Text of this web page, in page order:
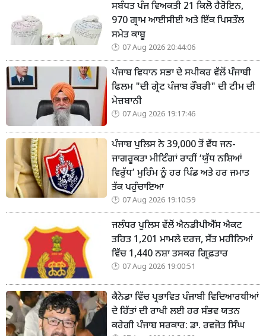
ਸਬੰਧਤ ਪੰਜ ਵਿਅਕਤੀ 21 ਕਿਲੋ ਹੈਰੋਇਨ,
970 ਗ੍ਰਾਮ ਆਈਸੀਈ ਅਤੇ ਇੱਕ ਪਿਸਤੌਲ
ਸਮੇਤ ਕਾਬੂ
07 Aug 2026 20:44:06
ਪੰਜਾਬ ਵਿਧਾਨ ਸਭਾ ਦੇ ਸਪੀਕਰ ਵੱਲੋਂ ਪੰਜਾਬੀ
ਫਿਲਮ "ਦੀ ਗ੍ਰੇਟ ਪੰਜਾਬ ਰੌਬਰੀ" ਦੀ ਟੀਮ ਦੀ
ਮੇਜ਼ਬਾਨੀ
07 Aug 2026 19:17:46
ਪੰਜਾਬ ਪੁਲਿਸ ਨੇ 39,000 ਤੋਂ ਵੱਧ ਜਨ-
ਜਾਗਰੂਕਤਾ ਮੀਟਿੰਗਾਂ ਰਾਹੀਂ ‘ਯੁੱਧ ਨਸ਼ਿਆਂ
ਵਿਰੁੱਧ’ ਮੁਹਿੰਮ ਨੂੰ ਹਰ ਪਿੰਡ ਅਤੇ ਹਰ ਜਮਾਤ
ਤੱਕ ਪਹੁੰਚਾਇਆ
07 Aug 2026 19:10:59
ਜਲੰਧਰ ਪੁਲਿਸ ਵੱਲੋਂ ਐਨਡੀਪੀਐੱਸ ਐਕਟ
ਤਹਿਤ 1,201 ਮਾਮਲੇ ਦਰਜ, ਸੱਤ ਮਹੀਨਿਆਂ
ਵਿੱਚ 1,440 ਨਸ਼ਾ ਤਸਕਰ ਗ੍ਰਿਫ਼ਤਾਰ
07 Aug 2026 19:00:51
ਕੈਨੇਡਾ ਵਿੱਚ ਪ੍ਰਭਾਵਿਤ ਪੰਜਾਬੀ ਵਿਦਿਆਰਥੀਆਂ
ਦੇ ਹਿੱਤਾਂ ਦੀ ਰਾਖੀ ਲਈ ਹਰ ਸੰਭਵ ਯਤਨ
ਕਰੇਗੀ ਪੰਜਾਬ ਸਰਕਾਰ: ਡਾ. ਰਵਜੋਤ ਸਿੰਘ